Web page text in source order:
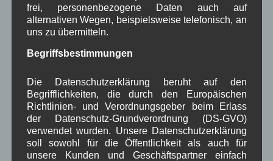
1250-Jahre , AlpenRaum
Arbeitsmarkt ,Asyl , Bauvorhaben
Bildergalerie , Brauchtum Corona ,
Dorferneuerung , Dorfleben ,
Dorfplatz ,Energiewende , Fest , G7 ,
Gesundheit , Gewerbe ,Haushalt ,
frei, personenbezogene Daten auch auf
alternativen Wegen, beispielsweise telefonisch, an
uns zu übermitteln.
Begriffsbestimmungen
Die Datenschutzerklärung beruht auf den
Begrifflichkeiten, die durch den Europäischen
Richtlinien- und Verordnungsgeber beim Erlass
der Datenschutz-Grundverordnung (DS-GVO)
verwendet wurden. Unsere Datenschutzerklärung
soll sowohl für die Öffentlichkeit als auch für
unsere Kunden und Geschäftspartner einfach